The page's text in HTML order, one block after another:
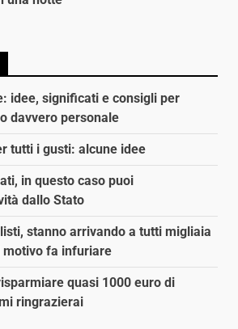
idee, significati e consigli per
davvero personale
tutti i gusti: alcune idee
in questo caso puoi
dallo Stato
stanno arrivando a tutti migliaia
fa infuriare
quasi 1000 euro di
ringrazierai